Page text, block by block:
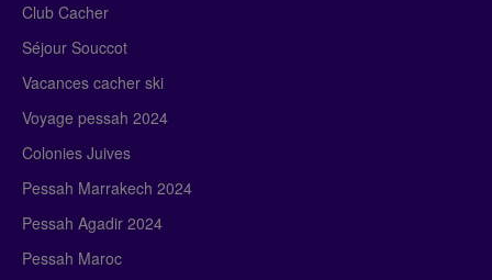
Club Cacher
Séjour Souccot
Vacances cacher ski
Voyage pessah 2024
Colonies Juives
Pessah Marrakech 2024
Pessah Agadir 2024
Pessah Maroc